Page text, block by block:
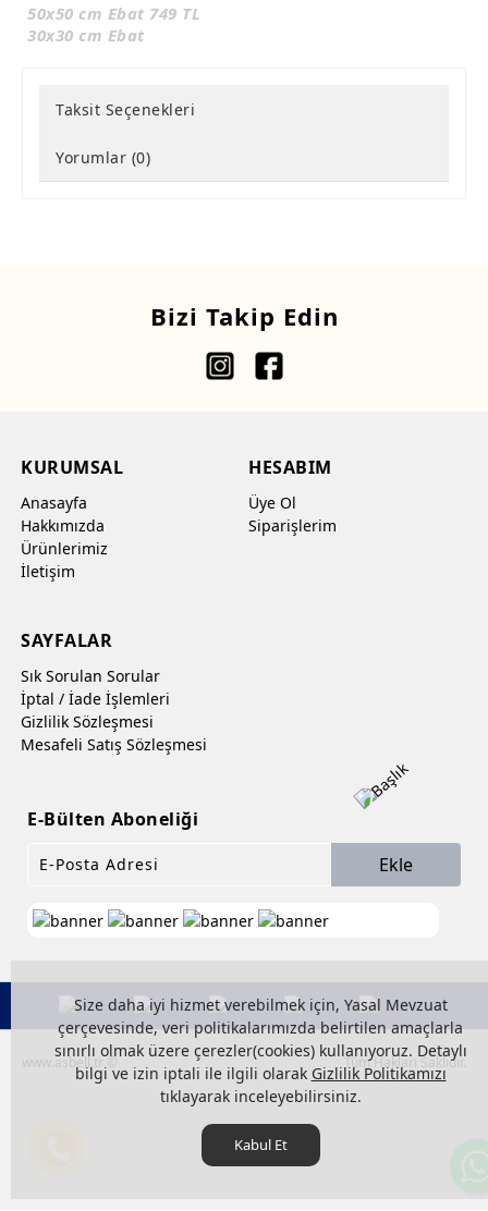
50x50 cm Ebat 749 TL
30x30 cm Ebat
Taksit Seçenekleri
Yorumlar (0)
Size daha iyi hizmet verebilmek için, Yasal Mevzuat
çerçevesinde, veri politikalarımızda belirtilen amaçlarla
sınırlı olmak üzere çerezler(cookies) kullanıyoruz. Detaylı
bilgi ve izin iptali ile ilgili olarak Gizlilik Politikamızı
tıklayarak inceleyebilirsiniz.
Kabul Et
Bizi Takip Edin
KURUMSAL
Anasayfa
Hakkımızda
Ürünlerimiz
İletişim
HESABIM
Üye Ol
Siparişlerim
SAYFALAR
Sık Sorulan Sorular
İptal / İade İşlemleri
Gizlilik Sözleşmesi
Mesafeli Satış Sözleşmesi
E-Bülten Aboneliği
Ekle
www.asbell.tr © Tüm Hakları Saklıdır.